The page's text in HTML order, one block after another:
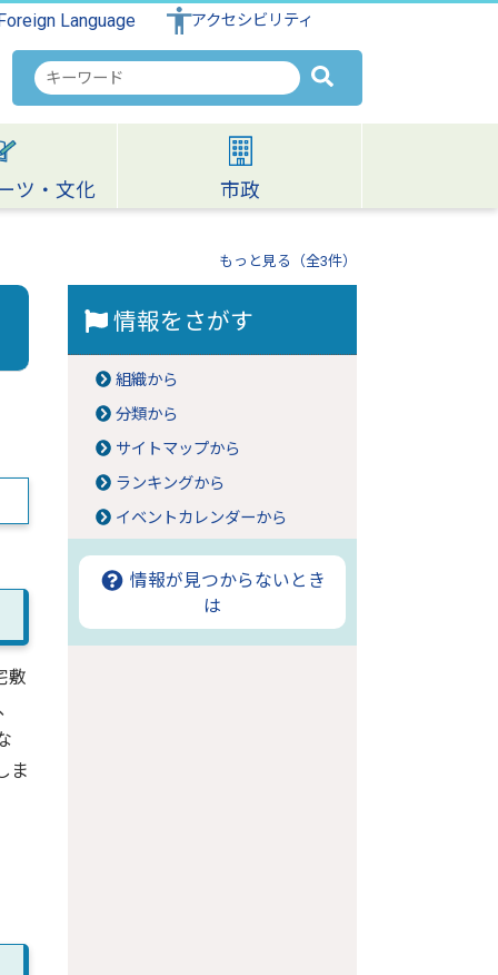
Language アクセシビリティ
検
索
キ
ワ
ー
ツ・文化 市政
もっと見る（全3件）
敷
ま
情報をさがす
組織から
分類から
サイトマップから
ランキングから
イベントカレンダーから
情報が見つからないとき
は